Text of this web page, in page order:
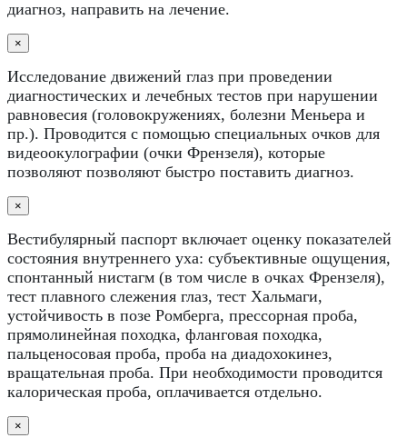
диагноз, направить на лечение.
×
Исследование движений глаз при проведении
диагностических и лечебных тестов при нарушении
равновесия (головокружениях, болезни Меньера и
пр.). Проводится с помощью специальных очков для
видеоокулографии (очки Френзеля), которые
позволяют позволяют быстро поставить диагноз.
×
Вестибулярный паспорт включает оценку показателей
состояния внутреннего уха: субъективные ощущения,
спонтанный нистагм (в том числе в очках Френзеля),
тест плавного слежения глаз, тест Хальмаги,
устойчивость в позе Ромберга, прессорная проба,
прямолинейная походка, фланговая походка,
пальценосовая проба, проба на диадохокинез,
вращательная проба. При необходимости проводится
калорическая проба, оплачивается отдельно.
×